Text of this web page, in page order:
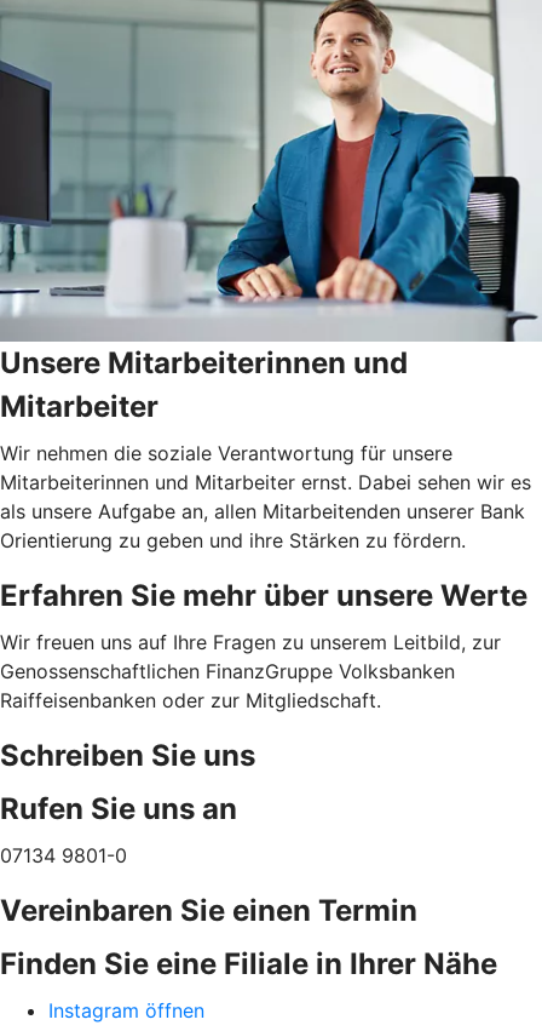
Unsere Mitarbeiterinnen und
Mitarbeiter
Wir nehmen die soziale Verantwortung für unsere
Mitarbeiterinnen und Mitarbeiter ernst. Dabei sehen wir es
als unsere Aufgabe an, allen Mitarbeitenden unserer Bank
Orientierung zu geben und ihre Stärken zu fördern.
Erfahren Sie mehr über unsere Werte
Wir freuen uns auf Ihre Fragen zu unserem Leitbild, zur
Genossenschaftlichen FinanzGruppe Volksbanken
Raiffeisenbanken oder zur Mitgliedschaft.
Schreiben Sie uns
Rufen Sie uns an
07134 9801-0
Vereinbaren Sie einen Termin
Finden Sie eine Filiale in Ihrer Nähe
Instagram öffnen